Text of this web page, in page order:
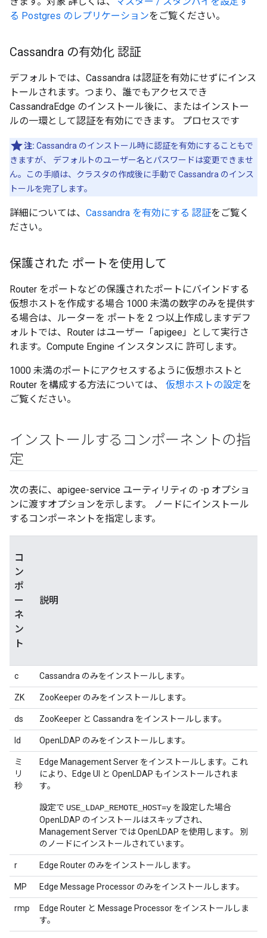
る Postgres のレプリケーションをご覧ください。
Cassandra の有効化 認証
デフォルトでは、Cassandra は認証を有効にせずにインス
トールされます。つまり、誰でもアクセスでき
CassandraEdge のインストール後に、またはインストー
ルの一環として認証を有効にできます。 プロセスです
注: Cassandra のインストール時に認証を有効にすることもで
きますが、 デフォルトのユーザー名とパスワードは変更できませ
ん。この手順は、クラスタの作成後に手動で Cassandra のインス
トールを完了します。
詳細については、 Cassandra を有効にする 認証をご覧く
ださい。
保護された ポートを使用して
Router をポートなどの保護されたポートにバインドする
仮想ホストを作成する場合 1000 未満の数字のみを提供す
る場合は、ルーターを ポートを 2 つ以上作成しますデフ
ォルトでは、Router はユーザー「apigee」として実行さ
れます。Compute Engine インスタンスに 許可します。
1000 未満のポートにアクセスするように仮想ホストと
Router を構成する方法については、 仮想ホストの設定を
ご覧ください。
インストールするコンポーネントの指
定
次の表に、apigee-service ユーティリティの -p オプショ
ンに渡すオプションを示します。 ノードにインストール
するコンポーネントを指定します。
コ
ン
ポ
ー
ネ
ン
ト
説明
c Cassandra のみをインストールします。
ZK ZooKeeper のみをインストールします。
ds ZooKeeper と Cassandra をインストールします。
ld OpenLDAP のみをインストールします。
ミ
リ
秒
Edge Management Server をインストールします。これ
により、Edge UI と OpenLDAP もインストールされま
す。
設定で USE_LDAP_REMOTE_HOST=y を設定した場合
OpenLDAP のインストールはスキップされ、
Management Server では OpenLDAP を使用します。 別
のノードにインストールされています。
r Edge Router のみをインストールします。
MP Edge Message Processor のみをインストールします。
rmp
Edge Router と Message Processor をインストールしま
す。